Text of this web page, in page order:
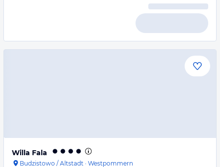
Willa Fala
Budzistowo / Altstadt · Westpommern